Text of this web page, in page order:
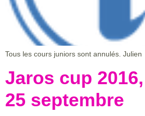
Tous les cours juniors sont annulés. Julien
Jaros cup
25 septembre